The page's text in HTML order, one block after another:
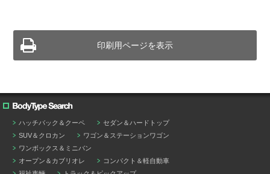
印刷用ページを表示
ハッチバック＆クーペ
セダン＆ハードトップ
SUV＆クロカン
ワゴン＆ステーションワゴン
ワンボックス＆ミニバン
オープン＆カブリオレ
コンパクト＆軽自動車